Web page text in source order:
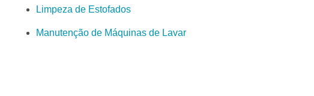
Limpeza de Estofados
Manutenção de Máquinas de Lavar